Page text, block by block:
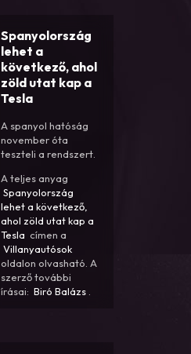
Spanyolország
lehet a
következő, ahol
zöld utat kap a
Tesla
A spanyol hatóság
november óta
teszteli a rendszert.
A teljes anyag
Spanyolország
lehet a következő,
ahol zöld utat kap a
Tesla címen a
Villanyautósok
oldalon olvasható. A
szerző további
írásai: Biró Balázs .